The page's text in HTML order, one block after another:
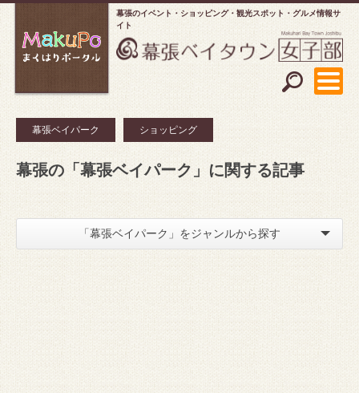
幕張のイベント・ショッピング
観光スポット・グルメ情報サ
イト
幕張ベイパーク ショッピング
幕張の「幕張ベイパーク」に関する記事
「幕張ベイパーク」をジャンルから探す